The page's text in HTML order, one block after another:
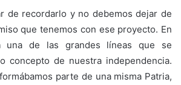
de recordarlo y no debemos dejar de
que tenemos con ese proyecto. En
una de las grandes líneas que se
concepto de nuestra independencia.
parte de una misma Patria,